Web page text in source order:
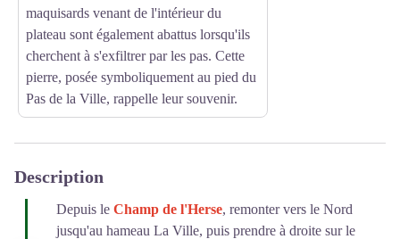
maquisards venant de l'intérieur du
plateau sont également abattus lorsqu'ils
cherchent à s'exfiltrer par les pas. Cette
pierre, posée symboliquement au pied du
Pas de la Ville, rappelle leur souvenir.
Description
Depuis le Champ de l'Herse, remonter vers le Nord
jusqu'au hameau La Ville, puis prendre à droite sur le